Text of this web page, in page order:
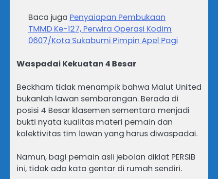
Baca juga Penyaiapan Pembukaan
TMMD Ke-127, Perwira Operasi Kodim
0607/Kota Sukabumi Pimpin Apel Pagi
Waspadai Kekuatan 4 Besar
Beckham tidak menampik bahwa Malut United
bukanlah lawan sembarangan. Berada di
posisi 4 Besar klasemen sementara menjadi
bukti nyata kualitas materi pemain dan
kolektivitas tim lawan yang harus diwaspadai.
Namun, bagi pemain asli jebolan diklat PERSIB
ini, tidak ada kata gentar di rumah sendiri.